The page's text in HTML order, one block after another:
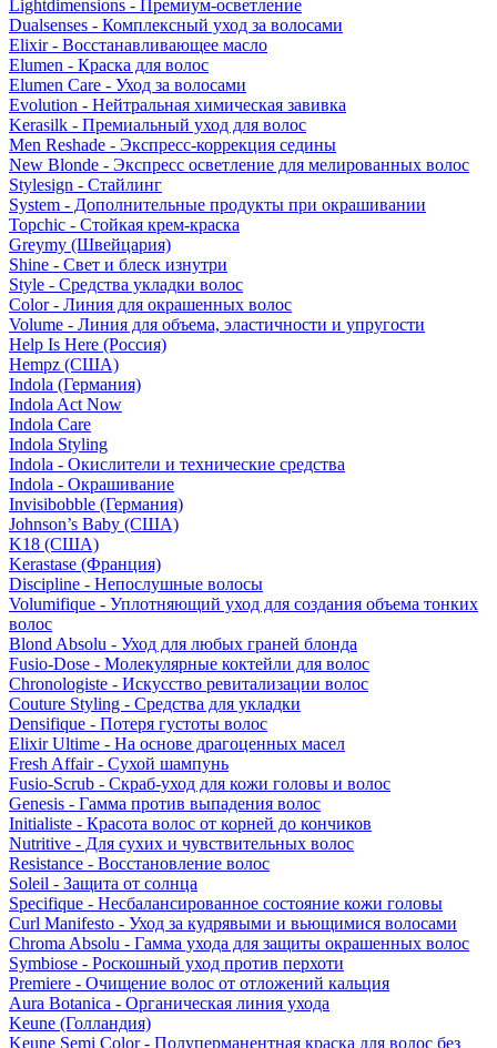
Lightdimensions - Премиум-осветление
Dualsenses - Комплексный уход за волосами
Elixir - Восстанавливающее масло
Elumen - Краска для волос
Elumen Care - Уход за волосами
Evolution - Нейтральная химическая завивка
Kerasilk - Премиальный уход для волос
Men Reshade - Экспресс-коррекция седины
New Blonde - Экспресс осветление для мелированных волос
Stylesign - Стайлинг
System - Дополнительные продукты при окрашивании
Topchic - Стойкая крем-краска
Greymy (Швейцария)
Shine - Свет и блеск изнутри
Style - Средства укладки волос
Color - Линия для окрашенных волос
Volume - Линия для объема, эластичности и упругости
Help Is Here (Россия)
Hempz (США)
Indola (Германия)
Indola Act Now
Indola Care
Indola Styling
Indola - Окислители и технические средства
Indola - Окрашивание
Invisibobble (Германия)
Johnson’s Baby (США)
K18 (США)
Kerastase (Франция)
Discipline - Непослушные волосы
Volumifique - Уплотняющий уход для создания объема тонких
волос
Blond Absolu - Уход для любых граней блонда
Fusio-Dose - Молекулярные коктейли для волос
Chronologiste - Искусство ревитализации волос
Couture Styling - Средства для укладки
Densifique - Потеря густоты волос
Elixir Ultime - На основе драгоценных масел
Fresh Affair - Сухой шампунь
Fusio-Scrub - Скраб-уход для кожи головы и волос
Genesis - Гамма против выпадения волос
Initialiste - Красота волос от корней до кончиков
Nutritive - Для сухих и чувствительных волос
Resistance - Восстановление волос
Soleil - Защита от солнца
Specifique - Несбалансированное состояние кожи головы
Curl Manifesto - Уход за кудрявыми и вьющимися волосами
Chroma Absolu - Гамма ухода для защиты окрашенных волос
Symbiose - Роскошный уход против перхоти
Premiere - Очищение волос от отложений кальция
Aura Botanica - Органическая линия ухода
Keune (Голландия)
Keune Semi Color - Полуперманентная краска для волос без